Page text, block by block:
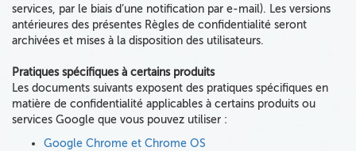
services, par le biais d’une notification par e-mail). Les versions
antérieures des présentes Règles de confidentialité seront
archivées et mises à la disposition des utilisateurs.
Pratiques spécifiques à certains produits
Les documents suivants exposent des pratiques spécifiques en
matière de confidentialité applicables à certains produits ou
services Google que vous pouvez utiliser :
Google Chrome et Chrome OS